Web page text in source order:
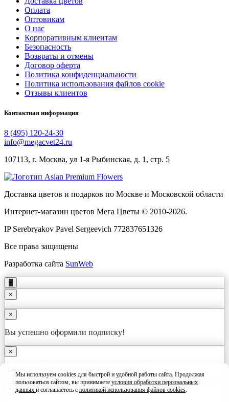
Оплата
Оптовикам
О нас
Корпоративным клиентам
Безопасность
Возвраты и отмены
Договор оферта
Политика конфиденциальности
Политика использования файлов cookie
Отзывы клиентов
Контактная информация
8 (495) 120-24-30
info@megacvet24.ru
107113, г. Москва, ул 1-я Рыбинская, д. 1, стр. 5
Доставка цветов и подарков по Москве и Московской области
Интернет-магазин цветов Мега Цветы © 2010-2026.
IP Serebryakov Pavel Sergeevich 772837651326
Все права защищены
Разработка сайта SunWeb
Мы используем cookies для быстрой и удобной работы сайта. Продолжая
пользоваться сайтом, вы принимаете условия обработки персональных
данных и соглашаетесь с политикой использования файлов cookies.
+
×
×
Вы успешно оформили подписку!
×